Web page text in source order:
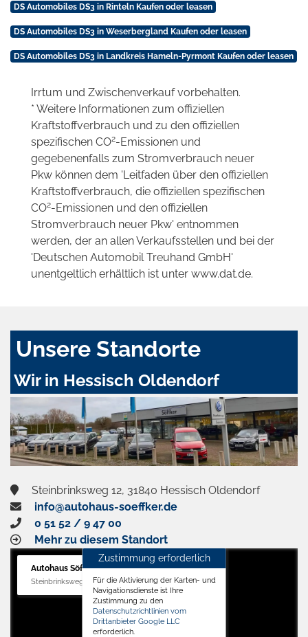
DS Automobiles DS3 in Rinteln Kaufen oder leasen
DS Automobiles DS3 in Weserbergland Kaufen oder leasen
DS Automobiles DS3 in Landkreis Hameln-Pyrmont Kaufen oder leasen
Irrtum und Zwischenverkauf vorbehalten.
* Weitere Informationen zum offiziellen
Kraftstoffverbrauch und zu den offiziellen
spezifischen CO2-Emissionen und
gegebenenfalls zum Stromverbrauch neuer
Pkw können dem 'Leitfaden über den offiziellen
Kraftstoffverbrauch, die offiziellen spezifischen
CO2-Emissionen und den offiziellen
Stromverbrauch neuer Pkw' entnommen
werden, der an allen Verkaufsstellen und bei der
'Deutschen Automobil Treuhand GmbH'
unentgeltlich erhältlich ist unter www.dat.de.
Unsere Standorte
Wir in Hessisch Oldendorf
Steinbrinksweg 12, 31840 Hessisch Oldendorf
info@autohaus-soeffker.de
0 51 52 / 9 47 00
Mehr zu diesem Standort
Autohaus Söffker GmbH
Steinbrinksweg 12, 31840 Hessisch Oldendorf
Zustimmung erforderlich
Für die Aktivierung der Karten- und
Navigationsdienste ist Ihre
Zustimmung zu den
Datenschutzrichtlinien vom
Drittanbieter Google LLC
erforderlich.